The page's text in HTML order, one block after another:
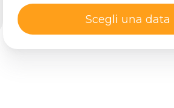
Scegli una data